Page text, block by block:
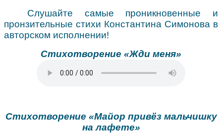
Слушайте самые проникновенные и
пронзительные стихи Константина Симонова в
авторском исполнении!
Стихотворение «Жди меня»
Стихотворение «Майор привёз мальчишку
на лафете»